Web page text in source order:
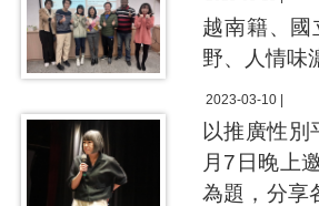
越南籍、
野、人情味
2023-03-10 |
以推廣性
月7日晚上
為題，分享